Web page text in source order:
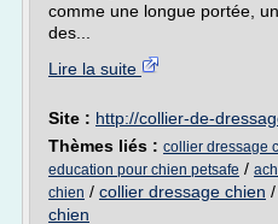
comme une longue portée,
des...
Lire la suite
Site : http://collier-de-
Thèmes liés : collier dressage
education pour chien petsafe /
chien / collier dressage chien /
chien